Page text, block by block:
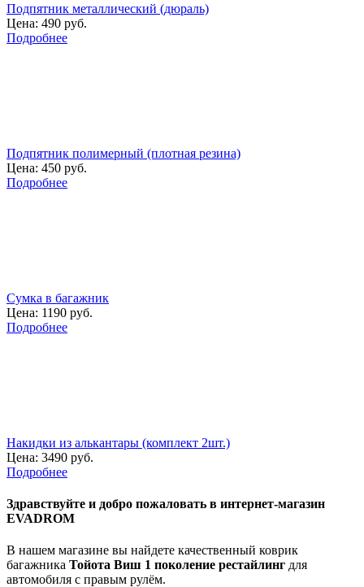
Подпятник металлический (дюраль)
Цена: 490 руб.
Подробнее
Подпятник полимерный (плотная резина)
Цена: 450 руб.
Подробнее
Сумка в багажник
Цена: 1190 руб.
Подробнее
Накидки из алькантары (комплект 2шт.)
Цена: 3490 руб.
Подробнее
Здравствуйте и добро пожаловать в интернет-магазин
EVADROM
В нашем магазине вы найдете качественный коврик
багажника Тойота Виш 1 поколение рестайлинг для
автомобиля с правым рулём.